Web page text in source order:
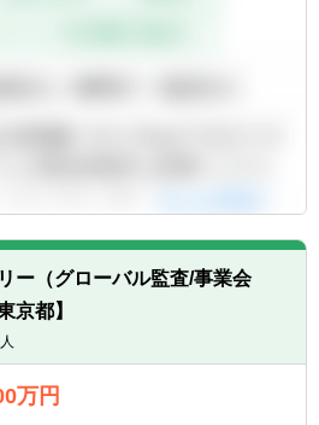
ー（グローバル監査/事業会
京都】
万円